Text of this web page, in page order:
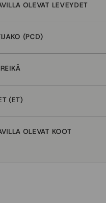
OLEVAT LEVEYDET
(PCD)
(ET)
OLEVAT KOOT